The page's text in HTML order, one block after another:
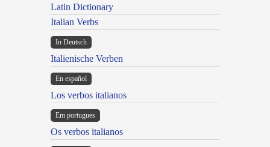
Latin Dictionary
Italian Verbs
In Deutsch
Italienische Verben
En español
Los verbos italianos
Em portugues
Os verbos italianos